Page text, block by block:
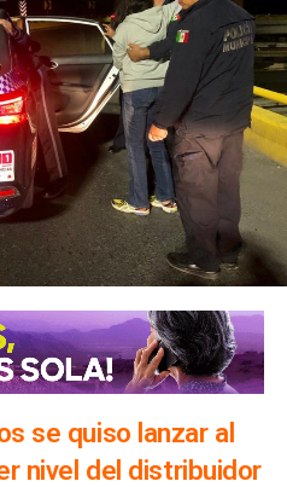
se quiso lanzar al
nivel del distribuidor